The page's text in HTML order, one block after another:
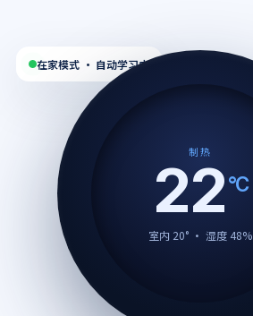
在家模式 · 自动学习中
制热
22°C
室内 20° · 湿度 48%